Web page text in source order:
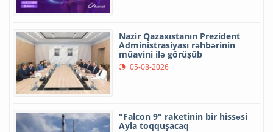
Nazir Qazaxıstanın Prezident
Administrasiyası rəhbərinin
müavini ilə görüşüb
05-08-2026
"Falcon 9" raketinin bir hissəsi
Ayla toqquşacaq